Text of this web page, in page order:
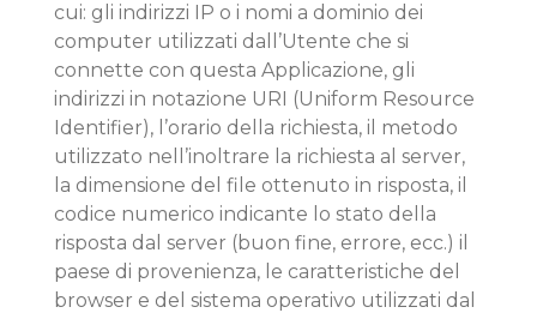
cui: gli indirizzi IP o i nomi a dominio dei
computer utilizzati dall’Utente che si
connette con questa Applicazione, gli
indirizzi in notazione URI (Uniform Resource
Identifier), l’orario della richiesta, il metodo
utilizzato nell’inoltrare la richiesta al server,
la dimensione del file ottenuto in risposta, il
codice numerico indicante lo stato della
risposta dal server (buon fine, errore, ecc.) il
paese di provenienza, le caratteristiche del
browser e del sistema operativo utilizzati dal